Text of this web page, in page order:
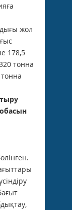
жол
178,5
тонна